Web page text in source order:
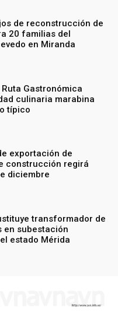
de reconstrucción de
20 familias del
en Miranda
Gastronómica
culinaria marabina
típico
exportación de
construcción regirá
diciembre
transformador de
en subestación
estado Mérida